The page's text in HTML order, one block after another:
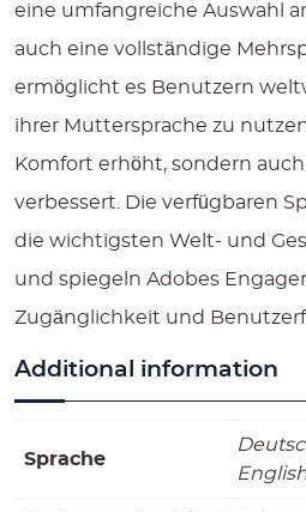
eine umfangreiche Auswahl
auch eine vollständige
ermöglicht es Benutzern
ihrer Muttersprache zu
Komfort erhöht, sondern
verbessert. Die verfügbaren
die wichtigsten Welt- und
und spiegeln Adobes
Zugänglichkeit und
Additional information
Sprache